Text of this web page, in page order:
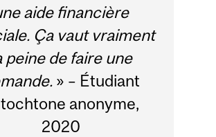
aide financière
Ça vaut vraiment
peine de faire une
» – Étudiant
anonyme,
2020